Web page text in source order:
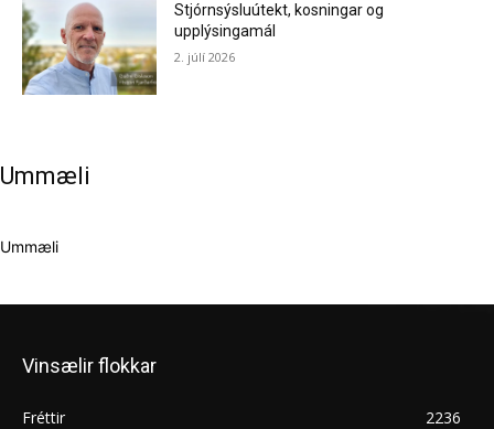
Stjórnsýsluútekt, kosningar og
upplýsingamál
2. júlí 2026
Ummæli
Ummæli
Vinsælir flokkar
Fréttir
2236